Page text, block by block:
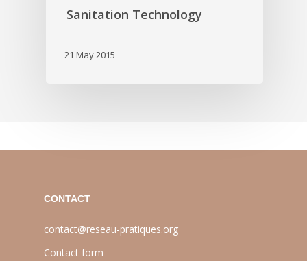
'
Sanitation Technology
21 May 2015
CONTACT
contact@reseau-pratiques.org
Contact form